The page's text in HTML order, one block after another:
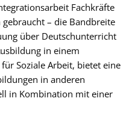
Fachkräfte
– die Bandbreite
über Deutschunterricht
in einem
Soziale Arbeit, bietet eine
in anderen
in Kombination mit einer